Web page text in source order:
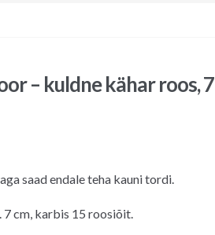
– kuldne kähar roos, 7
saad endale teha kauni tordi.
7 cm, karbis 15 roosiõit.